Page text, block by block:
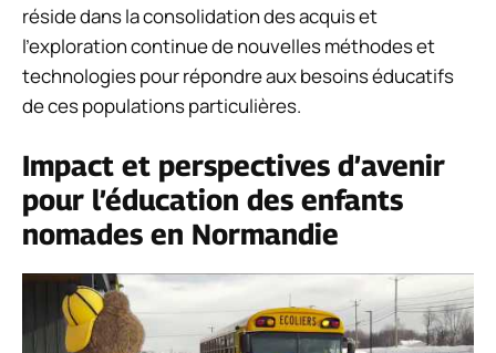
réside dans la consolidation des acquis et
l’exploration continue de nouvelles méthodes et
technologies pour répondre aux besoins éducatifs
de ces populations particulières.
Impact et perspectives d’avenir
pour l’éducation des enfants
nomades en Normandie